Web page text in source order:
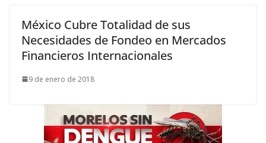
México Cubre Totalidad de sus
Necesidades de Fondeo en Mercados
Financieros Internacionales
9 de enero de 2018